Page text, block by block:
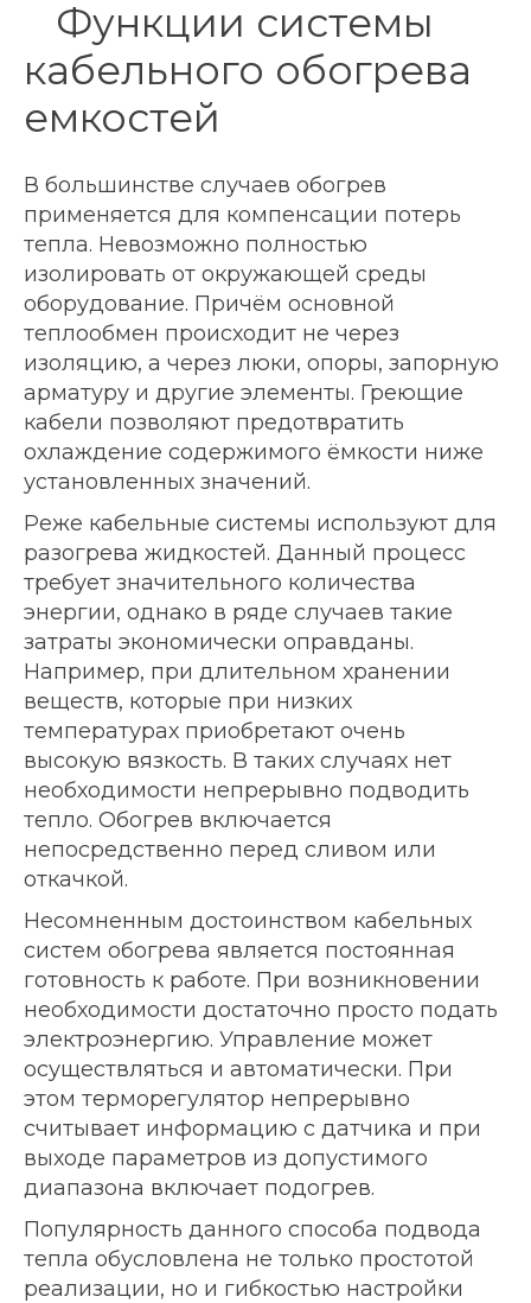
Функции системы
кабельного обогрева
емкостей
В большинстве случаев обогрев
применяется для компенсации потерь
тепла. Невозможно полностью
изолировать от окружающей среды
оборудование. Причём основной
теплообмен происходит не через
изоляцию, а через люки, опоры, запорную
арматуру и другие элементы. Греющие
кабели позволяют предотвратить
охлаждение содержимого ёмкости ниже
установленных значений.
Реже кабельные системы используют для
разогрева жидкостей. Данный процесс
требует значительного количества
энергии, однако в ряде случаев такие
затраты экономически оправданы.
Например, при длительном хранении
веществ, которые при низких
температурах приобретают очень
высокую вязкость. В таких случаях нет
необходимости непрерывно подводить
тепло. Обогрев включается
непосредственно перед сливом или
откачкой.
Несомненным достоинством кабельных
систем обогрева является постоянная
готовность к работе. При возникновении
необходимости достаточно просто подать
электроэнергию. Управление может
осуществляться и автоматически. При
этом терморегулятор непрерывно
считывает информацию с датчика и при
выходе параметров из допустимого
диапазона включает подогрев.
Популярность данного способа подвода
тепла обусловлена не только простотой
реализации, но и гибкостью настройки